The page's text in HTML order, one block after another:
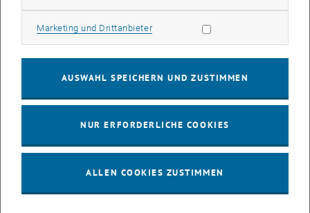
ich den Beruf gewechselt und eine neue Chance in der
der Aufgaben, Netzwerke, Strukturen, Prozesse, Technologien,
Ausbildung zu erwerben.
Was zeichnet Ihrer Meinung nach eine gute Führungspersönlichkeit
Marketing und DrittanbieterMarketing Cookies zulassen
AUSWAHL SPEICHERN UND ZUSTIMMEN
NUR ERFORDERLICHE COOKIES
ALLEN COOKIES ZUSTIMMEN